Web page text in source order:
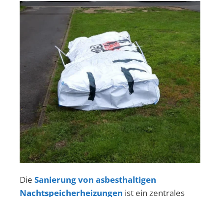
Die Sanierung von asbesthaltigen
Nachtspeicherheizungen ist ein zentrales